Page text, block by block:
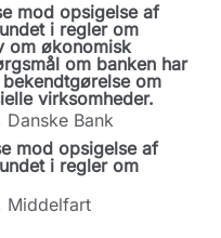
mod opsigelse af
i regler om
om økonomisk
om banken har
om
virksomheder.
Danske Bank
mod opsigelse af
i regler om
Middelfart